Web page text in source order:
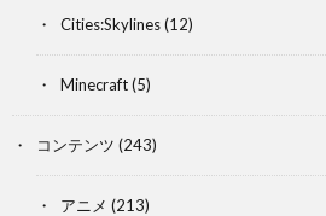
Cities:Skylines(12)
Minecraft(5)
コンテンツ (243)
アニメ (213)